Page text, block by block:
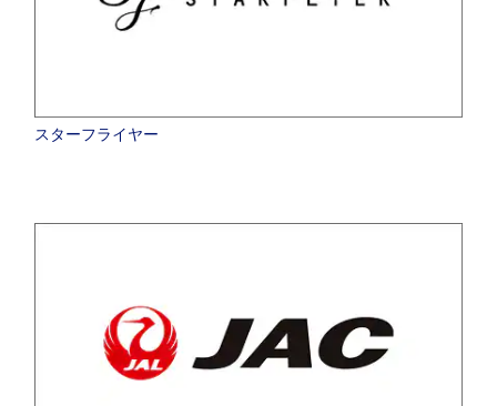
スターフライヤー